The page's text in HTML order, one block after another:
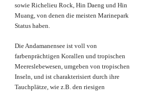
sowie Richelieu Rock, Hin Daeng und Hin
Muang, von denen die meisten Marinepark
Status haben.
Die Andamanensee ist voll von
farbenprächtigen Korallen und tropischen
Meereslebewesen, umgeben von tropischen
Inseln, und ist charakterisiert durch ihre
Tauchplätze, wie z.B. den riesigen